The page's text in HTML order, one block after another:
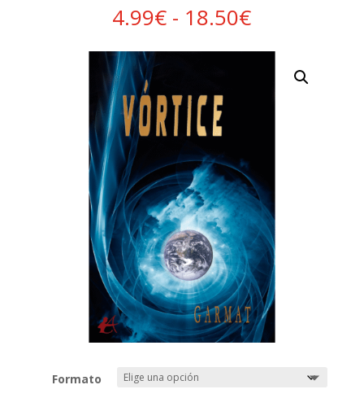
4.99€ - 18.50€Rango
de
precios:
desde
4.99€
Formato